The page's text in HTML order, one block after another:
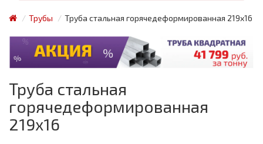
Трубы Труба стальная горячедеформированная 219x16
Труба стальная
горячедеформированная
219x16